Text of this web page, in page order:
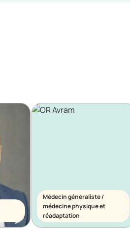
Médecin généraliste /
médecine physique et
réadaptation